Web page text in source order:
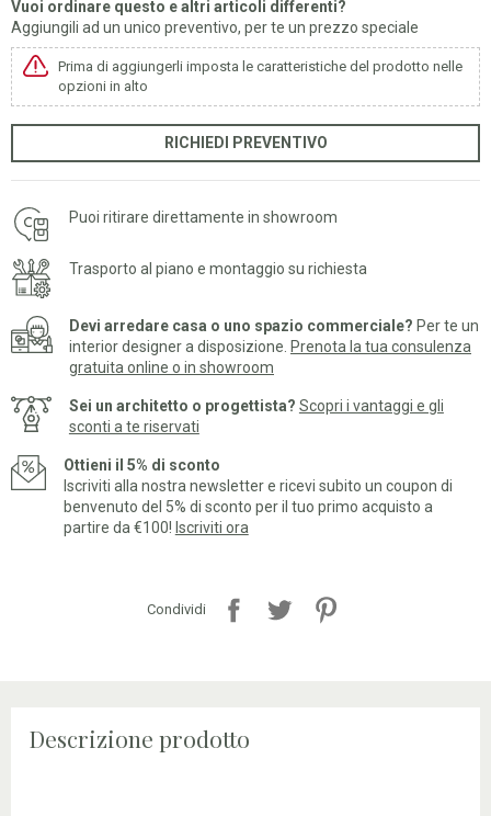
Vuoi ordinare questo e altri articoli differenti?
Aggiungili ad un unico preventivo, per te un prezzo speciale
Prima di aggiungerli imposta le caratteristiche del prodotto nelle
opzioni in alto
RICHIEDI PREVENTIVO
Puoi ritirare direttamente in showroom
Trasporto al piano e montaggio su richiesta
Devi arredare casa o uno spazio commerciale? Per te un
interior designer a disposizione. Prenota la tua consulenza
gratuita online o in showroom
Sei un architetto o progettista? Scopri i vantaggi e gli
sconti a te riservati
Ottieni il 5% di sconto
Iscriviti alla nostra newsletter e ricevi subito un coupon di
benvenuto del 5% di sconto per il tuo primo acquisto a
partire da €100! Iscriviti ora
Condividi
Descrizione prodotto